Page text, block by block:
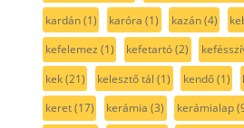
kardán(1) karóra (1) kazán(4)
kefelemez (1) kefetartó(2)
kek(21) kelesztő tál (1) kendő(1)
keret(17) kerámia (3) kerámialap